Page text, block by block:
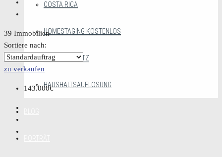
COSTA RICA
HOMESTAGING KOSTENLOS
MAKLERGESETZ
HAUSHALTSAUFLÖSUNG
39 Immobilien
Sortiere nach:
zu verkaufen
143.000€